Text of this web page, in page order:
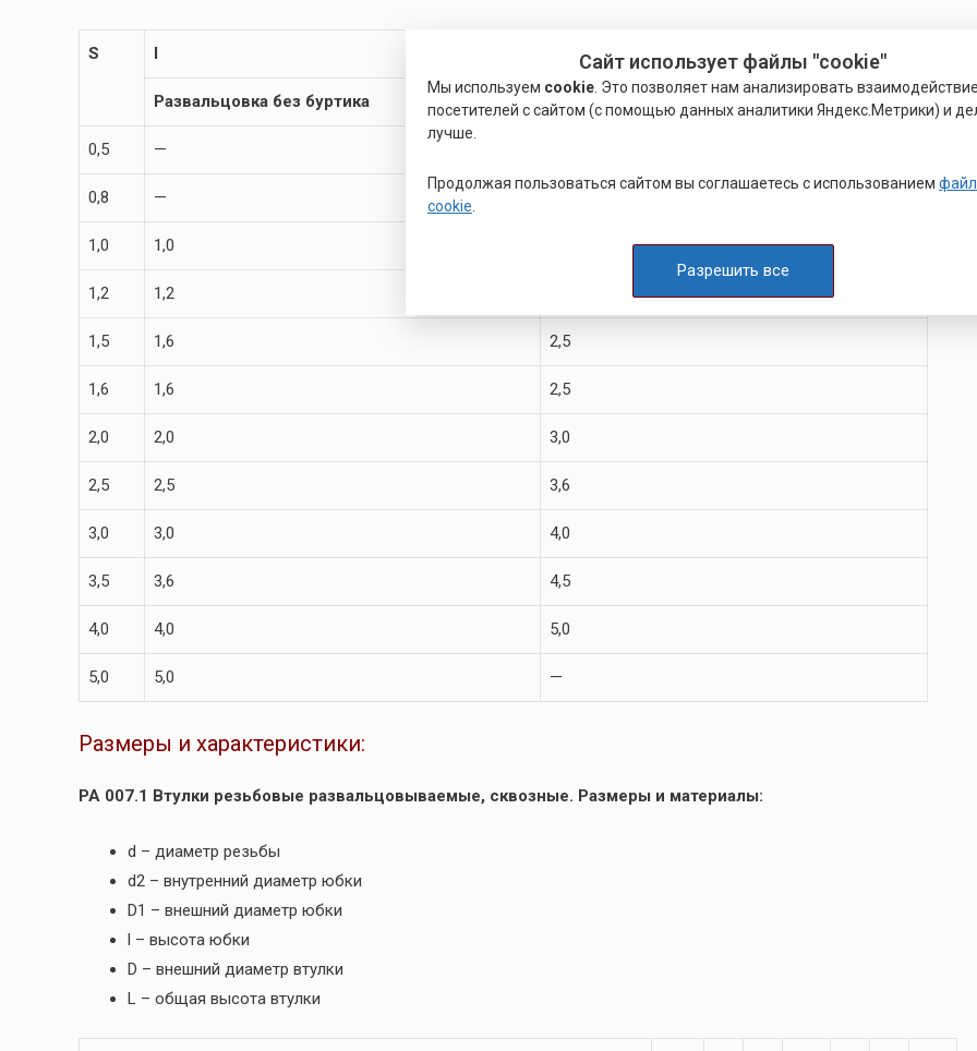
S l
Развальцовка без буртика Развальцовка с буртиком
0,5 —
0,8 —
1,0 1,0
1,2 1,2
1,5 1,6 2,5
1,6 1,6 2,5
2,0 2,0 3,0
2,5 2,5 3,6
3,0 3,0 4,0
3,5 3,6 4,5
4,0 4,0 5,0
5,0 5,0 —
Размеры и характеристики:
РА 007.1 Втулки резьбовые развальцовываемые, сквозные. Размеры и материалы:
d – диаметр резьбы
d2 – внутренний диаметр юбки
D1 – внешний диаметр юбки
l – высота юбки
D – внешний диаметр втулки
L – общая высота втулки
Сайт использует файлы "cookie"
Мы используем cookie . Это позволяет нам анализировать
посетителей с сайтом (с помощью данных аналитики Яндекс.Метрики) и
лучше.
Продолжая пользоваться сайтом вы соглашаетесь с использованием
cookie
Разрешить все